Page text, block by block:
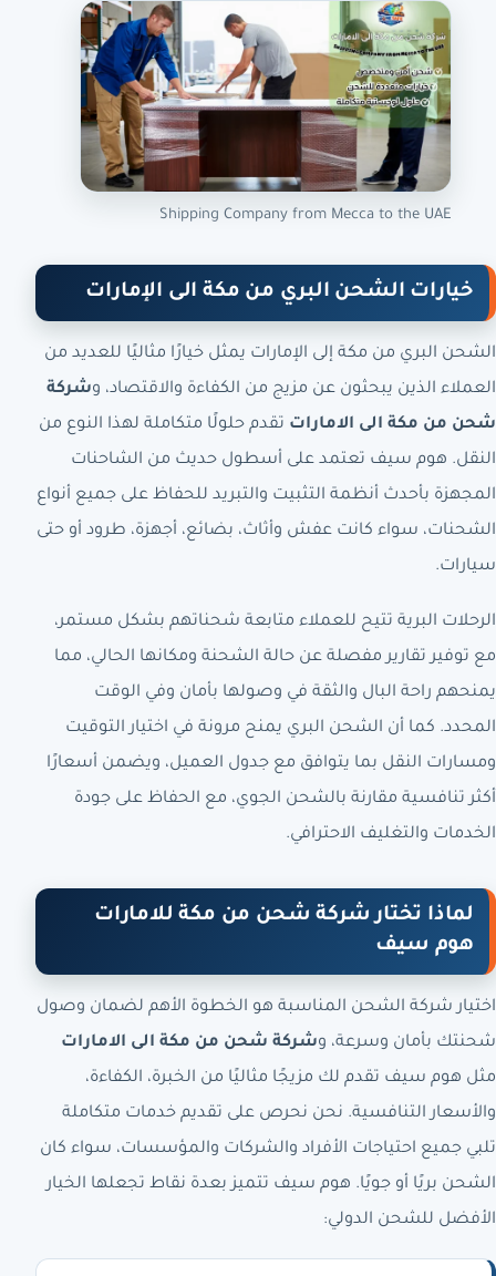
Shipping Company from Mecca to the UAE
خيارات الشحن البري من مكة الى الإمارات
الشحن البري من مكة إلى الإمارات يمثل خيارًا مثاليًا للعديد من
العملاء الذين يبحثون عن مزيج من الكفاءة والاقتصاد، وشركة
شحن من مكة الى الامارات تقدم حلولًا متكاملة لهذا النوع من
النقل. هوم سيف تعتمد على أسطول حديث من الشاحنات
المجهزة بأحدث أنظمة التثبيت والتبريد للحفاظ على جميع أنواع
الشحنات، سواء كانت عفش وأثاث، بضائع، أجهزة، طرود أو حتى
سيارات.
الرحلات البرية تتيح للعملاء متابعة شحناتهم بشكل مستمر،
مع توفير تقارير مفصلة عن حالة الشحنة ومكانها الحالي، مما
يمنحهم راحة البال والثقة في وصولها بأمان وفي الوقت
المحدد. كما أن الشحن البري يمنح مرونة في اختيار التوقيت
ومسارات النقل بما يتوافق مع جدول العميل، ويضمن أسعارًا
أكثر تنافسية مقارنة بالشحن الجوي، مع الحفاظ على جودة
الخدمات والتغليف الاحترافي.
لماذا تختار شركة شحن من مكة للامارات
هوم سيف
اختيار شركة الشحن المناسبة هو الخطوة الأهم لضمان وصول
شحنتك بأمان وسرعة، وشركة شحن من مكة الى الامارات
مثل هوم سيف تقدم لك مزيجًا مثاليًا من الخبرة، الكفاءة،
والأسعار التنافسية. نحن نحرص على تقديم خدمات متكاملة
تلبي جميع احتياجات الأفراد والشركات والمؤسسات، سواء كان
الشحن بريًا أو جويًا. هوم سيف تتميز بعدة نقاط تجعلها الخيار
الأفضل للشحن الدولي: